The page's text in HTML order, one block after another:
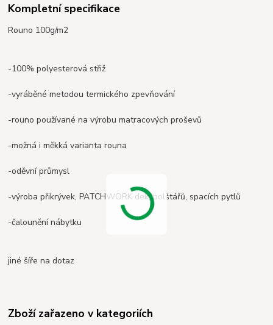
Kompletní specifikace
Rouno 100g/m2
-100% polyesterová střiž
-vyráběné metodou termického zpevňování
-rouno používané na výrobu matracových proševů
-možná i měkká varianta rouna
-oděvní průmysl
-výroba přikrývek, PATCHWORK dek, polštářů, spacích pytlů
-čalounění nábytku
jiné šíře na dotaz
Zboží zařazeno v kategoriích